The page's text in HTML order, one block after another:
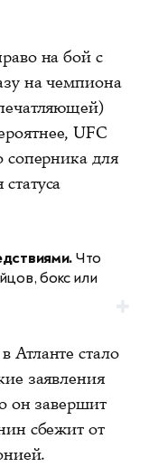
на бой с
на чемпиона
UFC
соперника для
Что
бокс или
Атланте стало
заявления
он завершит
сбежит от